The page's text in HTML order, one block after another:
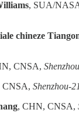
, SUA/
chineze
CNSA,
CNSA, Shenzhou-21
, CHN, CNSA,